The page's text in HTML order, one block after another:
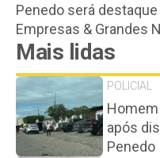
Penedo será
Empresas & Grandes
Mais lidas
POLICIAL
após
Penedo